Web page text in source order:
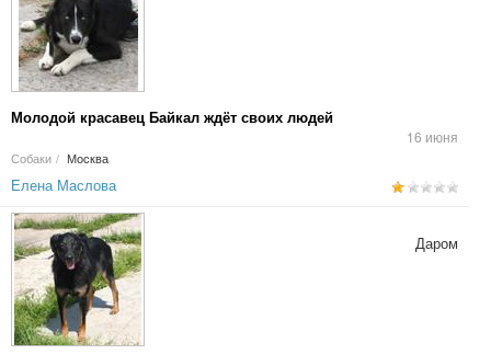
Молодой красавец Байкал ждёт своих людей
16 июня
Собаки / Москва
Елена Маслова
Даром